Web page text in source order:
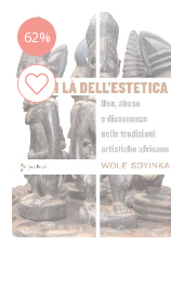
62%